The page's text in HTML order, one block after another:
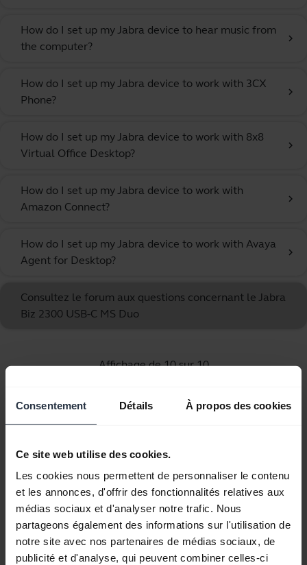
Consentement Détails À propos des cookies
Ce site web utilise des cookies.
Les cookies nous permettent de personnaliser le contenu
et les annonces, d'offrir des fonctionnalités relatives aux
médias sociaux et d'analyser notre trafic. Nous
partageons également des informations sur l'utilisation de
notre site avec nos partenaires de médias sociaux, de
publicité et d'analyse, qui peuvent combiner celles-ci
How do I set up my Jabra device to hear music from
the computer?
chevron_right
How do I set up my Jabra device to work with 3CX
Phone?
chevron_right
How do I set up my Jabra device to work with 8x8
Virtual Office Desktop?
chevron_right
How do I set up my Jabra device to work with
Amazon Connect?
chevron_right
How do I set up my Jabra device to work with Avaya
Agent for Desktop?
chevron_right
Consultez le forum aux questions concernant le Jabra
Biz 2300 USB-C MS Duo
Affichage de 10 sur 10
Documents produits
Guide de démarrage rapide
Anglais